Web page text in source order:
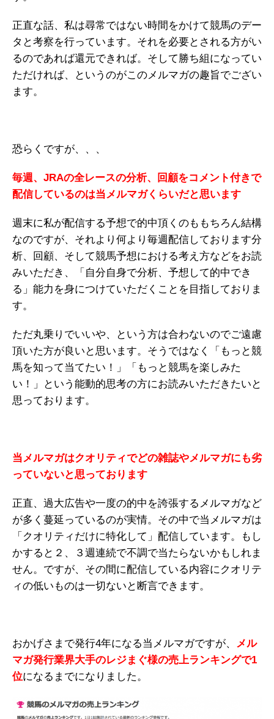
正直な話、私は尋常ではない時間をかけて競馬のデー
タと考察を行っています。それを必要とされる方がい
るのであれば還元できれば。そして勝ち組になってい
ただければ、というのがこのメルマガの趣旨でござい
ます。
恐らくですが、、、
毎週、JRAの全レースの分析、回顧をコメント付きで
配信しているのは当メルマガくらいだと思います
週末に私が配信する予想で的中頂くのももちろん結構
なのですが、それより何より毎週配信しております分
析、回顧、そして競馬予想における考え方などをお読
みいただき、「自分自身で分析、予想して的中でき
る」能力を身につけていただくことを目指しておりま
す。
ただ丸乗りでいいや、という方は合わないのでご遠慮
頂いた方が良いと思います。そうではなく「もっと競
馬を知って当てたい！」「もっと競馬を楽しみた
い！」という能動的思考の方にお読みいただきたいと
思っております。
当メルマガはクオリティでどの雑誌やメルマガにも劣
っていないと思っております
正直、過大広告や一度の的中を誇張するメルマガなど
が多く蔓延っているのが実情。その中で当メルマガは
「クオリティだけに特化して」配信しています。もし
かすると２、３週連続で不調で当たらないかもしれま
せん。ですが、その間に配信している内容にクオリテ
ィの低いものは一切ないと断言できます。
おかげさまで発行4年になる当メルマガですが、
メル
マガ発行業界大手のレジまぐ様の売上ランキングで1
位になるまでになりました。